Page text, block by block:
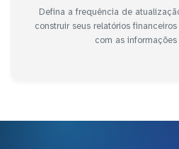
Defina a frequência de
construir seus relatórios
com as